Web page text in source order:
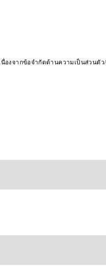
นื่องจากข้อจำกัดด้านความเป็นส่วนตั